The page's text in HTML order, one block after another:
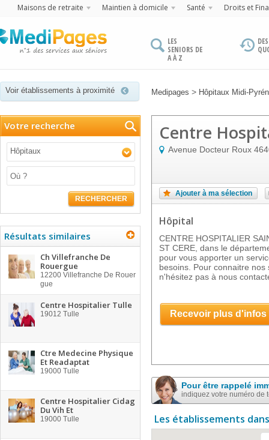
Maisons de retraite Maintien à domicile Santé Droits et
LES
SENIORS DE
A À Z
Voir établissements à proximité Medipages > Hôpitaux Midi-
Votre recherche
Hôpitaux
RECHERCHER
Résultats similaires
Ch Villefranche De
Rouergue
12200 Villefranche De Rouer
gue
Centre Hospitalier Tulle
19012 Tulle
Ctre Medecine Physique
Et Readaptat
19000 Tulle
Centre Hospitalier Cidag
Du Vih Et
19000 Tulle
Centre
Avenue Docteur Roux
Ajouter à ma sélection
Hôpital
CENTRE HOSPITALIER
ST CERE, dans le
pour vous apporter un
besoins. Pour connaitre
n'hésitez pas à nous
Recevoir plus d'infos
Pour être rappelé
indiquez votre numéro de
Les établissements